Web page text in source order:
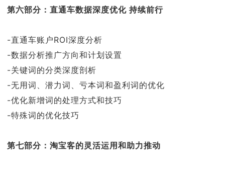
第六部分：直通车数据深度优化 持续前行
-直通车账户ROI深度分析
-数据分析推广方向和计划设置
-关键词的分类深度剖析
-无用词、潜力词、亏本词和盈利词的优化
-优化新增词的处理方式和技巧
-特殊词的优化技巧
第七部分：淘宝客的灵活运用和助力推动